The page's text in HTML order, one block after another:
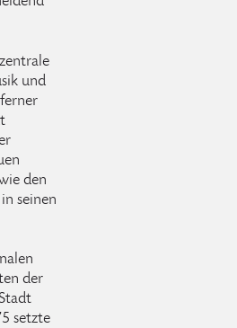
und
den
seinen
der
setzte